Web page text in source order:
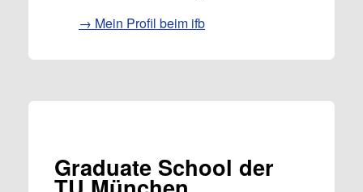
→ Mein Profil beim ifb
Graduate School der